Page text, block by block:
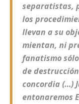
separatistas,
los
llevan a su
mientan, ni
fanatismo
de
concordia (…)
entonaremos